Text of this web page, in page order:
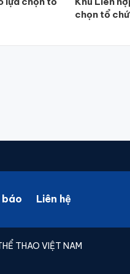
chọn tổ
báo Liên hệ
THAO VIỆT NAM